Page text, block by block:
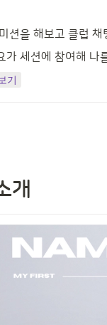
션을 해보고 클럽
가 세션에 참여해 나
기
개